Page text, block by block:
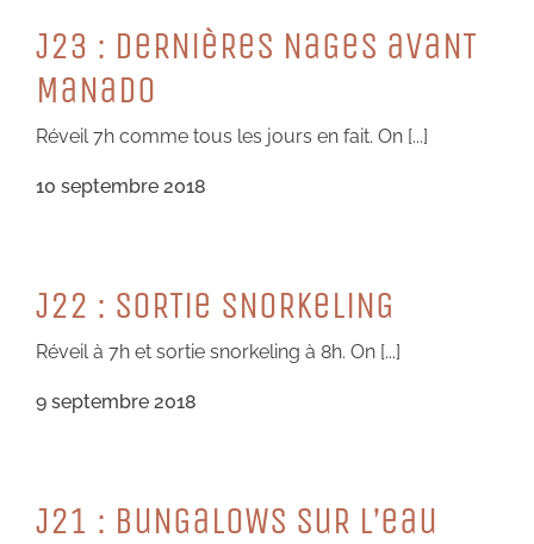
J23 : DeRNièReS NaGeS aVaNT
MaNaDo
Réveil 7h comme tous les jours en fait. On [...]
10 septembre 2018
J22 : SoRTie SNoRKeLiNG
Réveil à 7h et sortie snorkeling à 8h. On [...]
9 septembre 2018
J21 : BuNGaLoWS SuR L’eau